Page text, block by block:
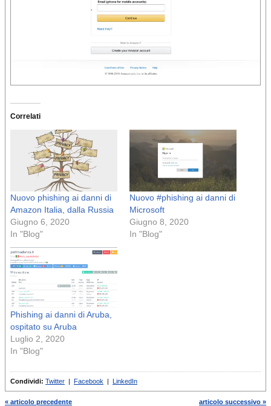
Correlati
Nuovo phishing ai danni di
Amazon Italia, dalla Russia
Giugno 6, 2020
In "Blog"
Nuovo #phishing ai danni di
Microsoft
Giugno 8, 2020
In "Blog"
Phishing ai danni di Aruba,
ospitato su Aruba
Luglio 2, 2020
In "Blog"
Condividi: Twitter | Facebook | LinkedIn
« articolo precedente articolo successivo »